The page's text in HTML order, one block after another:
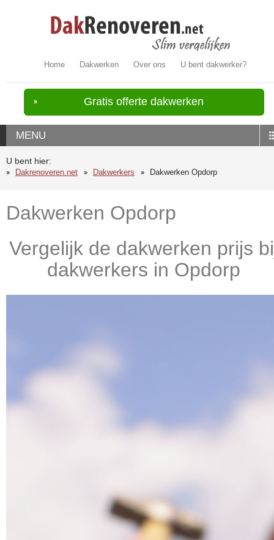
Home Dakwerken Over ons U bent dakwerker?
Gratis offerte dakwerken
MENU
U bent hier:
Dakrenoveren.net
Dakwerkers Dakwerken Opdorp
Dakwerken Opdorp
Vergelijk de dakwerken prijs
dakwerkers in Opdorp